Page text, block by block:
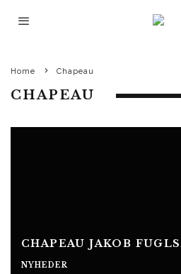
Home Chapeau
CHAPEAU
CHAPEAU JAKOB
NYHEDER